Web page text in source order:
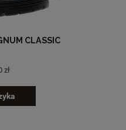
CLASSIC
zł